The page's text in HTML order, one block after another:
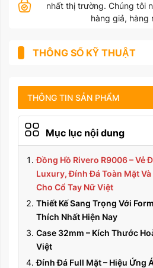
nhất thị trường. Chúng tôi
hàng giả, hàng
THÔNG SỐ KỸ THUẬT
THÔNG TIN SẢN PHẨM
CHẾ ĐỘ BẢO HÀNH
HƯỚNG DẪN SỬ DỤNG
Mục lục nội dung
Đồng Hồ Rivero R9006 – Vẻ
Luxury, Đính Đá Toàn Mặt
Cho Cổ Tay Nữ Việt
Thiết Kế Sang Trọng Với
Thích Nhất Hiện Nay
Case 32mm – Kích Thước
Việt
Đính Đá Full Mặt – Hiệu Ứng